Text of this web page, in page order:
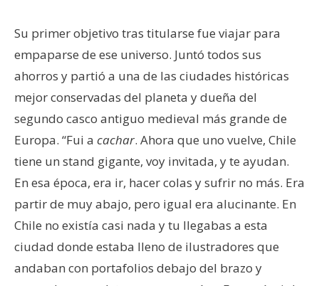
Su primer objetivo tras titularse fue viajar para
empaparse de ese universo. Juntó todos sus
ahorros y partió a una de las ciudades históricas
mejor conservadas del planeta y dueña del
segundo casco antiguo medieval más grande de
Europa. “Fui a cachar. Ahora que uno vuelve, Chile
tiene un stand gigante, voy invitada, y te ayudan.
En esa época, era ir, hacer colas y sufrir no más. Era
partir de muy abajo, pero igual era alucinante. En
Chile no existía casi nada y tu llegabas a esta
ciudad donde estaba lleno de ilustradores que
andaban con portafolios debajo del brazo y